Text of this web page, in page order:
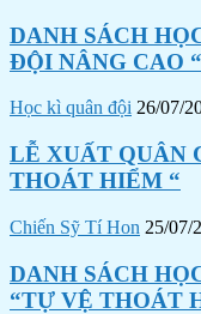
DANH SÁCH
ĐỘI NÂNG CAO
Học kì quân đội 26/07/
LỄ XUẤT QUÂN
THOÁT HIỂM “
Chiến Sỹ Tí Hon 25/07/
DANH SÁCH
“TỰ VỆ THOÁT